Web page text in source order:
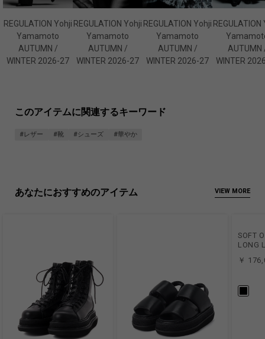
REGULATION Yohji
Yamamoto
AUTUMN /
WINTER 2026-27
REGULATION Yohji
Yamamoto
AUTUMN /
WINTER 2026-27
REGULATION Yohji
Yamamoto
AUTUMN /
WINTER 2026-27
REGULATION
AUTUMN
WINTER
このアイテムに関連するキーワード
#レザー #靴 #シューズ #華やか
あなたにおすすめのアイテム VIEW MORE
SOFT
LONG
￥